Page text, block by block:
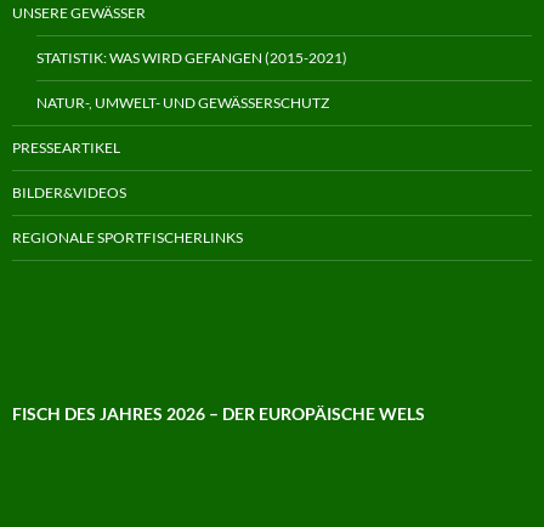
UNSERE GEWÄSSER
STATISTIK: WAS WIRD GEFANGEN (2015-2021)
NATUR-, UMWELT- UND GEWÄSSERSCHUTZ
PRESSEARTIKEL
BILDER&VIDEOS
REGIONALE SPORTFISCHERLINKS
FISCH DES JAHRES 2026 – DER EUROPÄISCHE WELS